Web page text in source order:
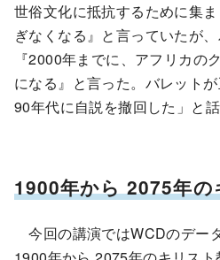
世俗文化に抵抗するために集
ぎなくなる』と言っていたが
『2000年までに、アフリカの
になる』と言った。バレット
90年代に自説を撤回した」と話
1900年から 2075年
今回の講演ではWCDのデー